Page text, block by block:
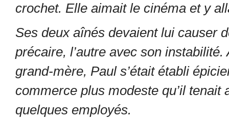
crochet. Elle aimait le cinéma et y
Ses deux aînés devaient lui causer
précaire, l’autre avec son
grand-mère, Paul s’était établi
commerce plus modeste qu’il tenait
quelques employés.